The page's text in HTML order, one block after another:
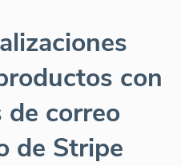
con
de correo
de Stripe